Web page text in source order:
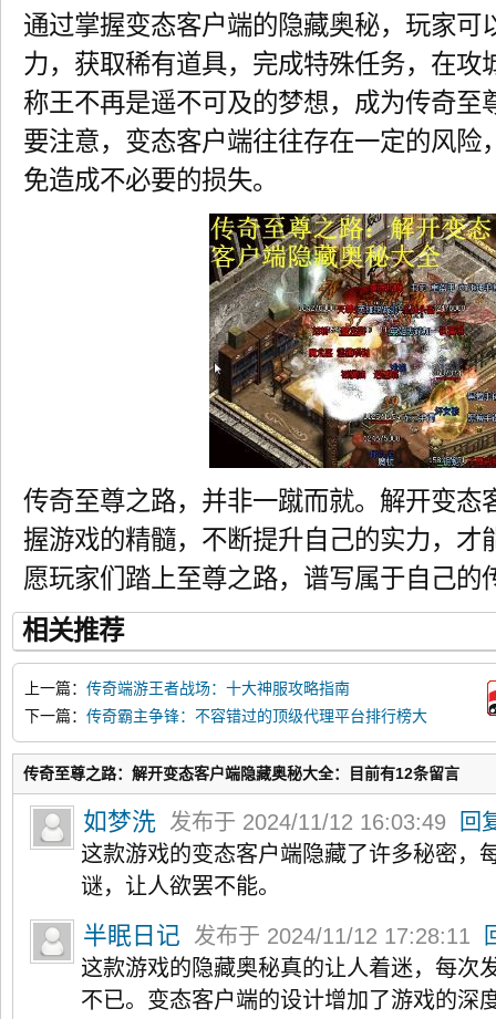
通过掌握变态客户端的隐藏奥秘，玩家可
力，获取稀有道具，完成特殊任务，在攻
称王不再是遥不可及的梦想，成为传奇至
要注意，变态客户端往往存在一定的风险
免造成不必要的损失。
传奇至尊之路，并非一蹴而就。解开变态
握游戏的精髓，不断提升自己的实力，才
愿玩家们踏上至尊之路，谱写属于自己的
相关推荐
上一篇： 传奇端游王者战场：十大神服攻略指南
下一篇： 传奇霸主争锋：不容错过的顶级代理平台排行榜大
盘点
传奇至尊之路：解开变态客户端隐藏奥秘大全：目前有12条留言
如梦洗 发布于 2024/11/12 16:03:49
回
这款游戏的变态客户端隐藏了许多秘密，
谜，让人欲罢不能。
半眠日记 发布于 2024/11/12 17:28:11
这款游戏的隐藏奥秘真的让人着迷，每次
不已。变态客户端的设计增加了游戏的深